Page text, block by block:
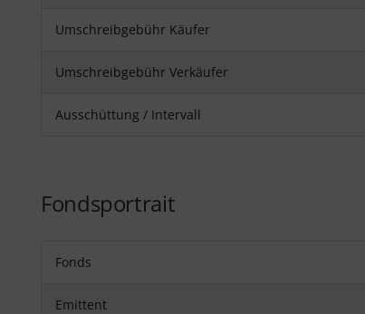
Umschreibgebühr Käufer
Umschreibgebühr Verkäufer
Ausschüttung / Intervall
Fondsportrait
Fonds
Emittent